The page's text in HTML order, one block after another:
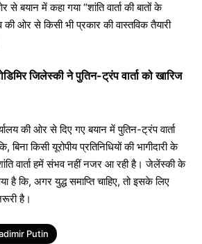
बयान में कहा गया “शांति वार्ता की बातों के
ओर से किसी भी प्रकार की वास्तविक तैयारी
जिलेस्की ने पुतिन-ट्रंप वार्ता को खारिज
की ओर से दिए गए बयान में पुतिन-ट्रंप वार्ता
किसी यूरोपीय प्रतिनिधियों की भागीदारी के
वार्ता हमें संभव नहीं नजर आ रही है। जेलेंस्की के
है कि, अगर युद्ध समाप्ति चाहिए, तो इसके लिए
है।
Putin